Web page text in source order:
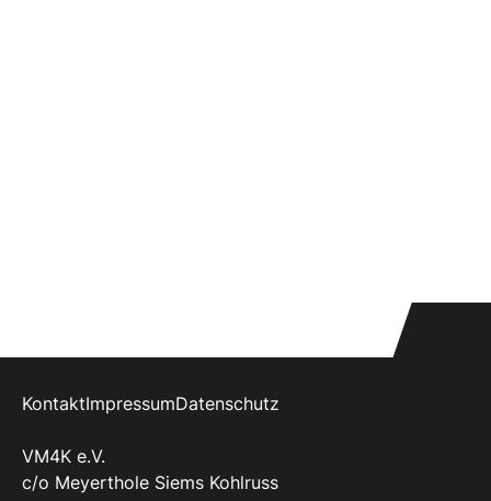
KontaktImpressumDatenschutz
VM4K e.V.
c/o Meyerthole Siems Kohlruss